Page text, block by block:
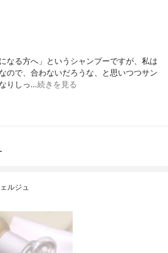
なる方へ」というシャンプーですが、私は
ので、合わないだろうな、と思いつつサン
りしっ…続きを見る
ルジュ